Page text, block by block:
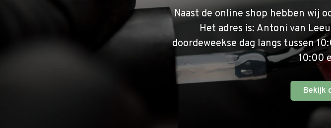
Naast de online shop hebben wij
Het adres is: Antoni van
doordeweekse dag langs tussen
10:00
Bekijk